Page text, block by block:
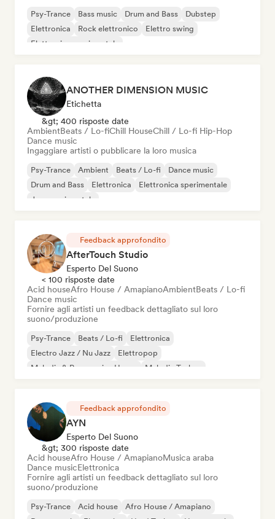
Psy-Trance Bass music Drum and Bass
Dubstep
Elettronica
Rock elettronico
Elettro swing
Elettronica sperimentale
ANOTHER DIMENSION MUSIC
Etichetta
&gt; 400 risposte date
AmbientBeats / Lo-fiChill HouseChill / Lo-fi Hip-Hop
Dance music
Ingaggiare artisti o pubblicare la loro musica
Psy-Trance Ambient Beats / Lo-fi
Dance music
Drum and Bass
Elettronica
Elettronica sperimentale
Jazz sperimentale
Feedback approfondito
AfterTouch Studio
Esperto Del Suono
< 100 risposte date
Acid houseAfro House / AmapianoAmbientBeats / Lo-fi
Dance music
Fornire agli artisti un feedback dettagliato sul loro
suono/produzione
Psy-Trance Beats / Lo-fi
Elettronica
Electro Jazz / Nu Jazz
Elettropop
Melodic & Progressive House
Melodic Techno
Feedback approfondito
AYN
Esperto Del Suono
&gt; 300 risposte date
Acid houseAfro House / AmapianoMusica araba
Dance musicElettronica
Fornire agli artisti un feedback dettagliato sul loro
suono/produzione
Psy-Trance Acid house
Afro House / Amapiano